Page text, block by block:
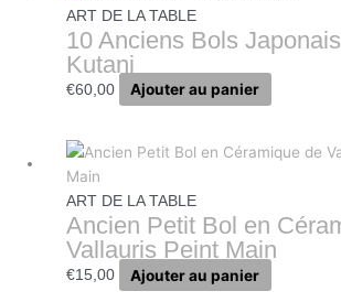
ART DE LA TABLE
10 Anciens Bols
Kutani
€60,00 Ajouter au panier
ART DE LA TABLE
Ancien Petit Bol en
Vallauris Peint Main
€15,00 Ajouter au panier